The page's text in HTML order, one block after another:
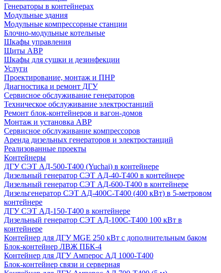
Генераторы в контейнерах
Модульные здания
Модульные компрессорные станции
Блочно-модульные котельные
Шкафы управления
Щиты АВР
Шкафы для сушки и дезинфекции
Услуги
Проектирование, монтаж и ПНР
Диагностика и ремонт ДГУ
Сервисное обслуживание генераторов
Техническое обслуживание электростанций
Ремонт блок-контейнеров и вагон-домов
Монтаж и установка АВР
Сервисное обслуживание компрессоров
Аренда дизельных генераторов и электростанций
Реализованные проекты
Контейнеры
ДГУ СЭТ АД-500-Т400 (Yuchai) в контейнере
Дизельный генератор СЭТ АД-40-Т400 в контейнере
Дизельный генератор СЭТ АД-600-Т400 в контейнере
Дизельгенератор СЭТ АД-400С-Т400 (400 кВт) в 5-метровом
контейнере
ДГУ СЭТ АД-150-Т400 в контейнере
Дизельный генератор СЭТ АД-100С-Т400 100 кВт в
контейнере
Контейнер для ДГУ MGE 250 кВт с дополнительным баком
Блок-контейнер ЛВЖ ПБК-4
Контейнер для ДГУ Амперос АД 1000-Т400
Блок-контейнер связи и серверная